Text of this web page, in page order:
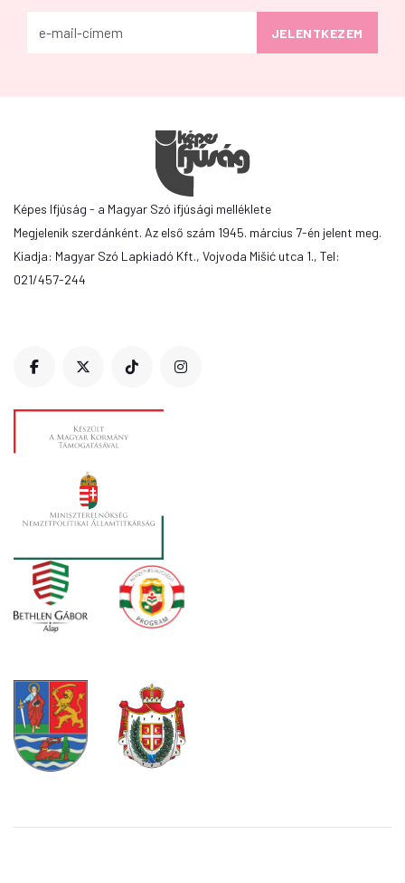
Képes Ifjúság - a Magyar Szó ifjúsági melléklete
Megjelenik szerdánként. Az első szám 1945. március 7-én jelent meg.
Kiadja: Magyar Szó Lapkiadó Kft., Vojvoda Mišić utca 1., Tel:
021/457-244